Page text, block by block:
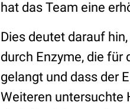
hat das Team eine
Dies deutet darauf
durch Enzyme, die für
gelangt und dass der
Weiteren untersuchte